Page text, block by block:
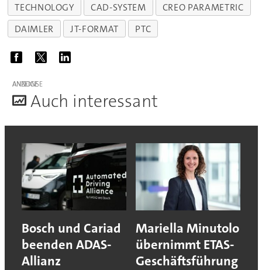
TECHNOLOGY CAD-SYSTEM
CREO PARAMETRIC
DAIMLER
JT-FORMAT PTC
ANZEIGE
Auch interessant
Bosch und Cariad
beenden ADAS-
Allianz
Mariella Minutolo
übernimmt ETAS-
Geschäftsführung